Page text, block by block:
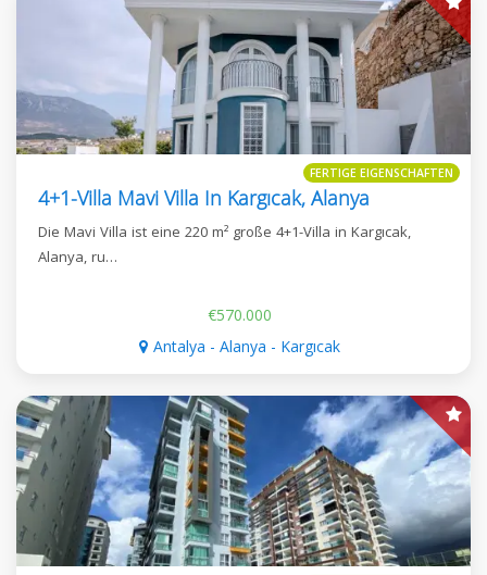
FERTIGE EIGENSCHAFTEN
4+1-Villa Mavi Villa In Kargıcak, Alanya
Die Mavi Villa ist eine 220 m² große 4+1-Villa in Kargıcak,
Alanya, ru…
€570.000
Antalya - Alanya - Kargıcak